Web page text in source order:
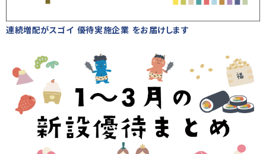
連続増配がスゴイ 優待実施企業 をお届けします